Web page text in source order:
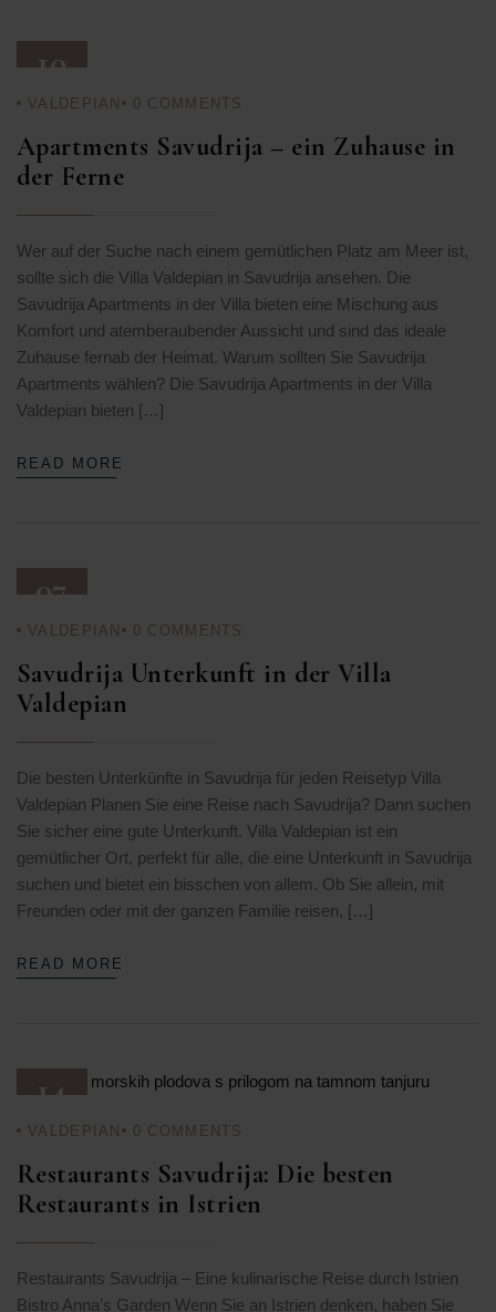
10
VALDEPIAN 0 COMMENTS
Apartments Savudrija – ein Zuhause in
der Ferne
Wer auf der Suche nach einem gemütlichen Platz am Meer ist,
sollte sich die Villa Valdepian in Savudrija ansehen. Die
Savudrija Apartments in der Villa bieten eine Mischung aus
Komfort und atemberaubender Aussicht und sind das ideale
Zuhause fernab der Heimat. Warum sollten Sie Savudrija
Apartments wählen? Die Savudrija Apartments in der Villa
Valdepian bieten […]
READ MORE
07
VALDEPIAN 0 COMMENTS
Savudrija Unterkunft in der Villa
Valdepian
Die besten Unterkünfte in Savudrija für jeden Reisetyp Villa
Valdepian Planen Sie eine Reise nach Savudrija? Dann suchen
Sie sicher eine gute Unterkunft. Villa Valdepian ist ein
gemütlicher Ort, perfekt für alle, die eine Unterkunft in Savudrija
suchen und bietet ein bisschen von allem. Ob Sie allein, mit
Freunden oder mit der ganzen Familie reisen, […]
READ MORE
14
VALDEPIAN 0 COMMENTS
Restaurants Savudrija: Die besten
Restaurants in Istrien
Restaurants Savudrija – Eine kulinarische Reise durch Istrien
Bistro Anna’s Garden Wenn Sie an Istrien denken, haben Sie